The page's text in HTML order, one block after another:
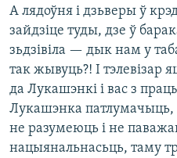
А лядоўня і дзьверы ў
зайдзіце туды, дзе ў
зьдзівіла — дык нам у
так жывуць?! І тэлевізар
да Лукашэнкі і вас з
Лукашэнка патлумачыць,
не разумеюць і не
нацыянальнасьць, таму